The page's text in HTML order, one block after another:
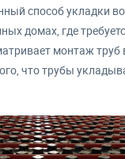
способ укладки
домах, где
монтаж труб
что трубы